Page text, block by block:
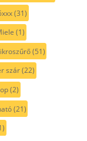
(31)
(1)
(51)
szár(22)
(2)
(21)